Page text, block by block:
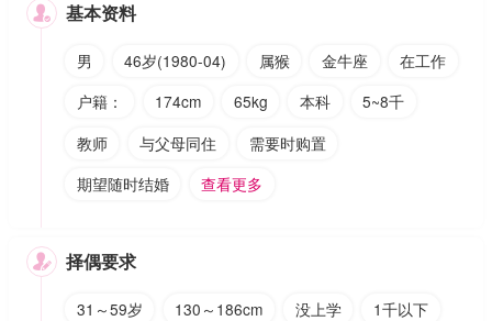
 基本资料
男 46岁(1980-04) 属猴 金牛座
在工作
户籍：
174cm 65kg 本科
5~8千
教师
与父母同住
需要时购置
期望随时结婚
查看更多
 择偶要求
31～59岁 130～186cm 没上学
1千以下